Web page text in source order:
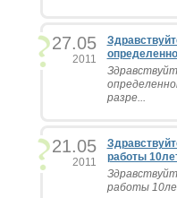
27.05
2011
разре...
21.05
2011
работы
работы